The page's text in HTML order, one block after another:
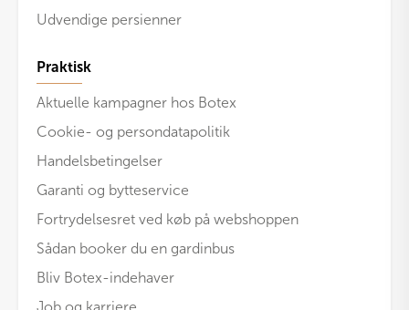
Udvendige persienner
Praktisk
Aktuelle kampagner hos Botex
Cookie- og persondatapolitik
Handelsbetingelser
Garanti og bytteservice
Fortrydelsesret ved køb på webshoppen
Sådan booker du en gardinbus
Bliv Botex-indehaver